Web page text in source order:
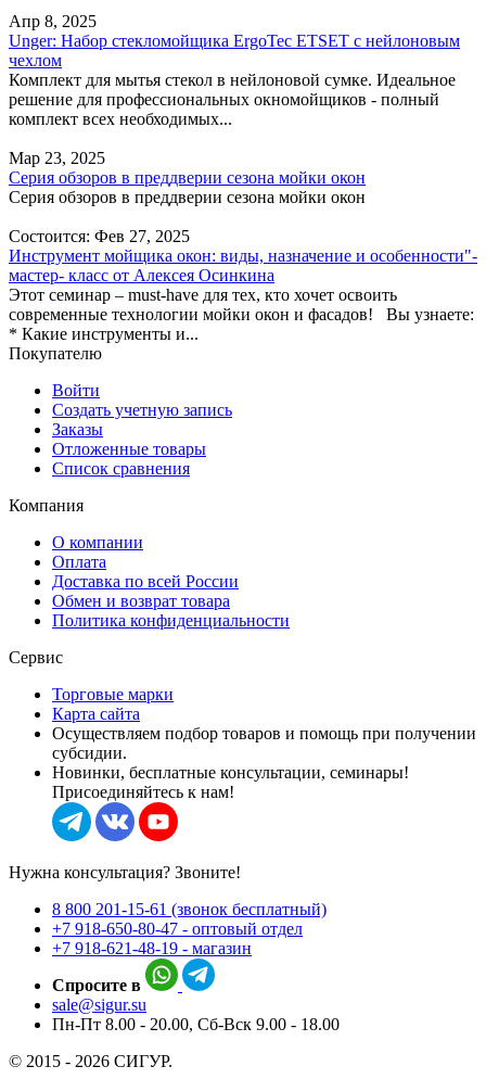
Апр 8, 2025
Unger: Набор стекломойщика ErgoTec ETSET с нейлоновым
чехлом
Комплект для мытья стекол в нейлоновой сумке. Идеальное
решение для профессиональных окномойщиков - полный
комплект всех необходимых...
Мар 23, 2025
Серия обзоров в преддверии сезона мойки окон
Серия обзоров в преддверии сезона мойки окон
Состоится: Фев 27, 2025
Инструмент мойщика окон: виды, назначение и особенности"-
мастер- класс от Алексея Осинкина
Этот семинар – must-have для тех, кто хочет освоить
современные технологии мойки окон и фасадов! Вы узнаете:
* Какие инструменты и...
Покупателю
Войти
Создать учетную запись
Заказы
Отложенные товары
Список сравнения
Компания
О компании
Оплата
Доставка по всей России
Обмен и возврат товара
Политика конфиденциальности
Сервис
Торговые марки
Карта сайта
Осуществляем подбор товаров и помощь при получении
субсидии.
Новинки, бесплатные консультации, семинары!
Присоединяйтесь к нам!
Нужна консультация? Звоните!
8 800 201-15-61 (звонок бесплатный)
+7 918-650-80-47 - оптовый отдел
+7 918-621-48-19 - магазин
Спросите в
sale@sigur.su
Пн-Пт 8.00 - 20.00, Сб-Вск 9.00 - 18.00
© 2015 - 2026 СИГУР.